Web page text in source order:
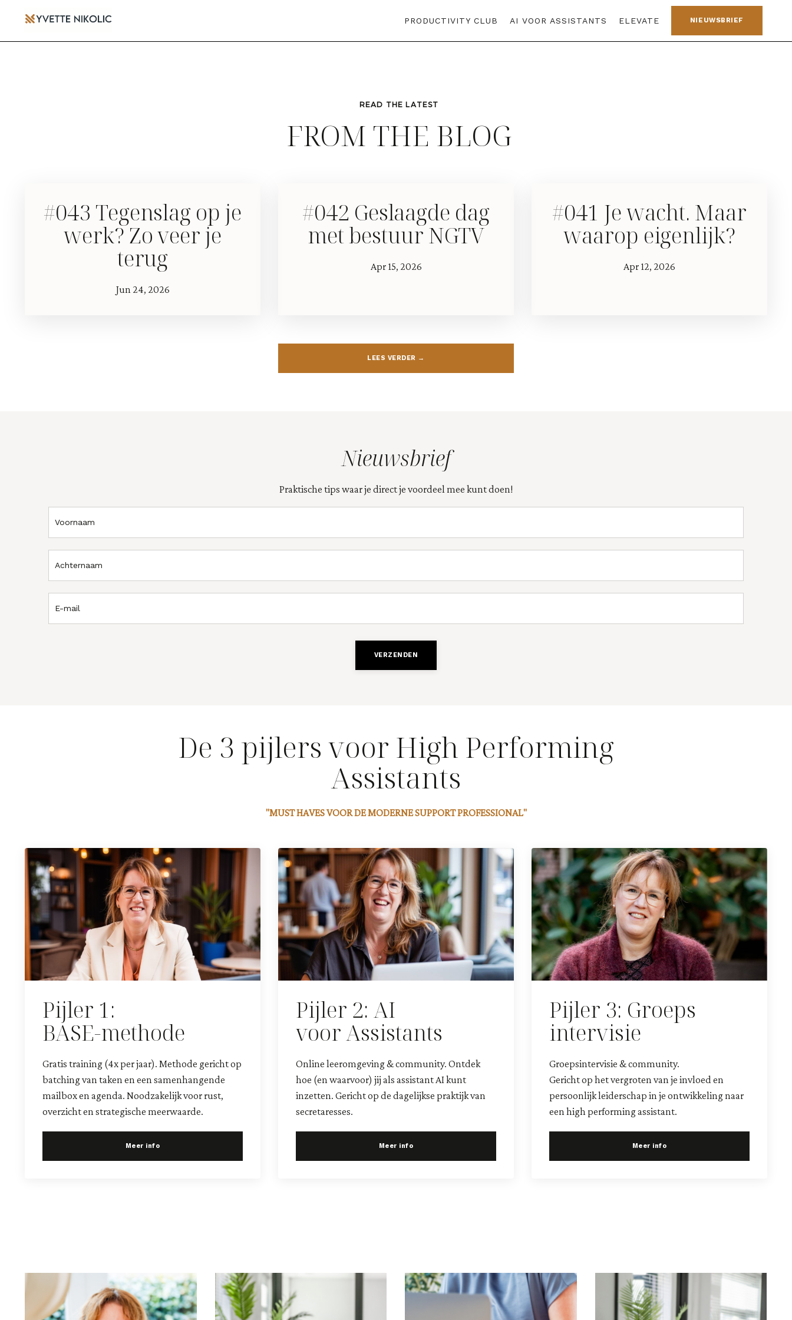
PRODUCTIVITY CLUB AI VOOR ASSISTANTS ELEVATE NIEUWSBRIEF
READ THE LATEST
FROM THE BLOG
#043 Tegenslag op je
werk? Zo veer je
terug
Jun 24, 2026
#042 Geslaagde dag
met bestuur NGTV
Apr 15, 2026
#041 Je wacht. Maar
waarop eigenlijk?
Apr 12, 2026
LEES VERDER →
Nieuwsbrief
Praktische tips waar je direct je voordeel mee kunt doen!
VERZENDEN
De 3 pijlers voor High Performing
Assistants
"MUST HAVES VOOR DE MODERNE SUPPORT PROFESSIONAL"
Pijler 1:
BASE-methode
Gratis training (4x per jaar). Methode gericht op
batching van taken en een samenhangende
mailbox en agenda. Noodzakelijk voor rust,
overzicht en strategische meerwaarde.
Meer info
Pijler 2: AI
voor Assistants
Online leeromgeving & community. Ontdek
hoe (en waarvoor) jij als assistant AI kunt
inzetten. Gericht op de dagelijkse praktijk van
secretaresses.
Meer info
Pijler 3: Groeps
intervisie
Groepsintervisie & community.
Gericht op het vergroten van je invloed en
persoonlijk leiderschap in je ontwikkeling naar
een high performing assistant.
Meer info